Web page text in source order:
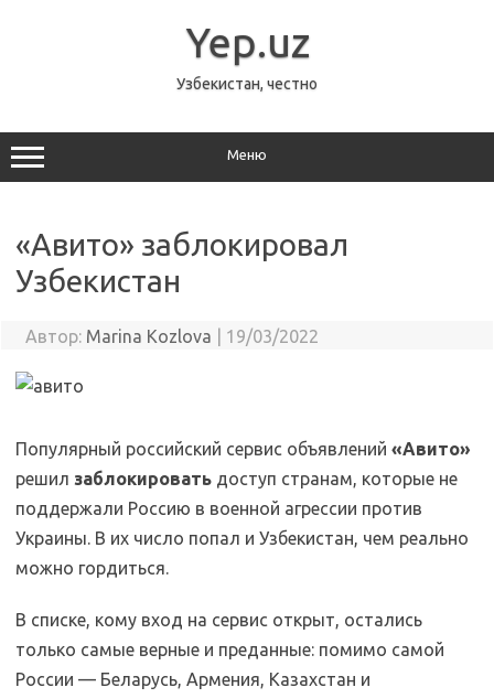
Yep.uz
Узбекистан, честно
Меню
«Авито» заблокировал
Узбекистан
Автор: Marina Kozlova 19/03/2022
Популярный российский сервис объявлений «Авито»
решил заблокировать доступ странам, которые не
поддержали Россию в военной агрессии против
Украины. В их число попал и Узбекистан, чем реально
можно гордиться.
В списке, кому вход на сервис открыт, остались
только самые верные и преданные: помимо самой
России — Беларусь, Армения, Казахстан и